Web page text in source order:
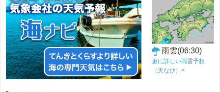
雨雲(06:30)
更に詳しい雨雲予想
（天なび）>